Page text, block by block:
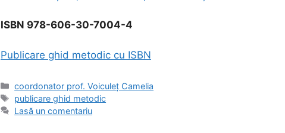
ISBN 978-606-30-7004-4
Publicare ghid metodic cu ISBN
Categorii
coordonator prof. Voiculeț Camelia
Etichete
publicare ghid metodic
Lasă un comentariu